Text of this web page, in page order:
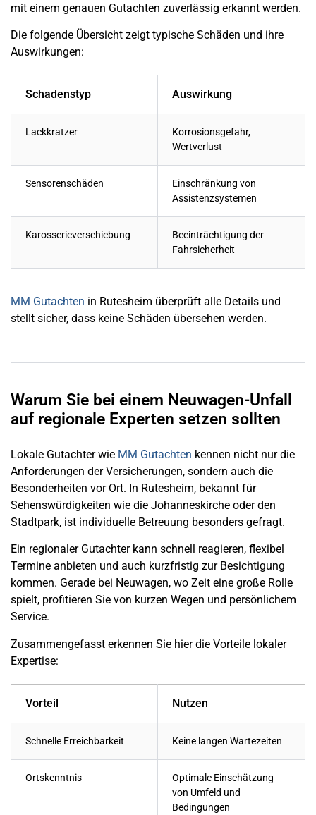
mit einem genauen Gutachten zuverlässig erkannt werden.
Die folgende Übersicht zeigt typische Schäden und ihre
Auswirkungen:
Schadenstyp Auswirkung
Lackkratzer
Korrosionsgefahr,
Wertverlust
Sensorenschäden
Einschränkung von
Assistenzsystemen
Karosserieverschiebung
Beeinträchtigung der
Fahrsicherheit
MM Gutachten in Rutesheim überprüft alle Details und
stellt sicher, dass keine Schäden übersehen werden.
Warum Sie bei einem Neuwagen-Unfall
auf regionale Experten setzen sollten
Lokale Gutachter wie MM Gutachten kennen nicht nur die
Anforderungen der Versicherungen, sondern auch die
Besonderheiten vor Ort. In Rutesheim, bekannt für
Sehenswürdigkeiten wie die Johanneskirche oder den
Stadtpark, ist individuelle Betreuung besonders gefragt.
Ein regionaler Gutachter kann schnell reagieren, flexibel
Termine anbieten und auch kurzfristig zur Besichtigung
kommen. Gerade bei Neuwagen, wo Zeit eine große Rolle
spielt, profitieren Sie von kurzen Wegen und persönlichem
Service.
Zusammengefasst erkennen Sie hier die Vorteile lokaler
Expertise:
Vorteil Nutzen
Schnelle Erreichbarkeit Keine langen Wartezeiten
Ortskenntnis
Optimale Einschätzung
von Umfeld und
Bedingungen